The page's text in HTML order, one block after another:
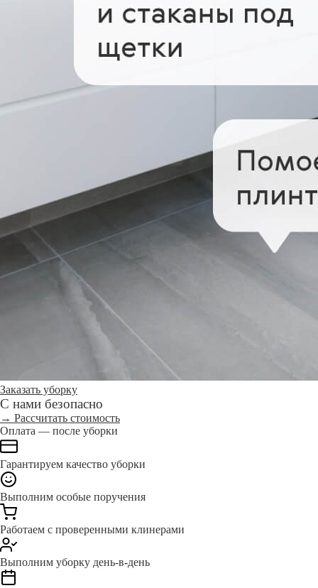
Заказать уборку
С нами безопасно
→ Рассчитать стоимость
Оплата — после уборки
Гарантируем качество уборки
Выполним особые поручения
Работаем с проверенными клинерами
Выполним уборку день-в-день